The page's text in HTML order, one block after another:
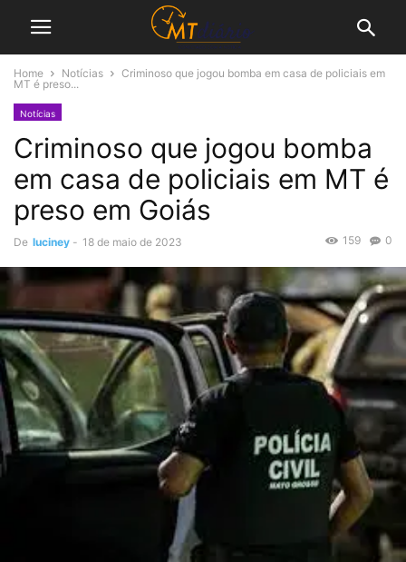
Home Notícias
Criminoso que jogou bomba em casa de policiais em
MT é preso...
Notícias
Criminoso que jogou bomba
em casa de policiais em MT é
preso em Goiás
De luciney - 18 de maio de 2023 0
159